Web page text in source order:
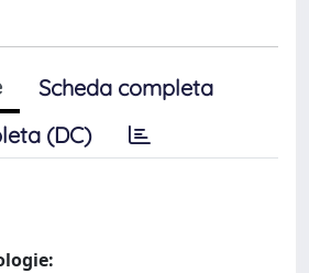
Scheda completa
(DC)